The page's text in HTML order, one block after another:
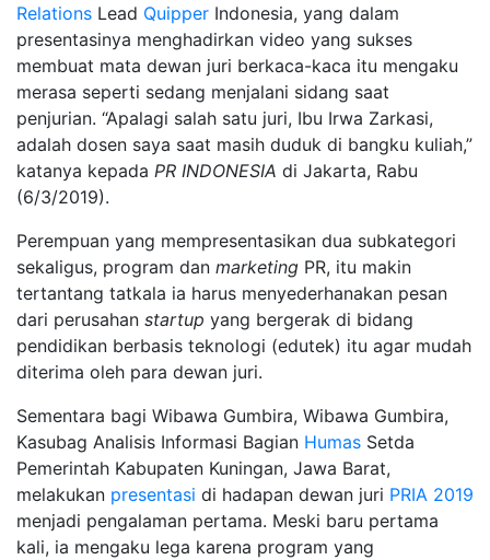
Relations Lead Quipper Indonesia, yang dalam
presentasinya menghadirkan video yang sukses
membuat mata dewan juri berkaca-kaca itu mengaku
merasa seperti sedang menjalani sidang saat
penjurian. “Apalagi salah satu juri, Ibu Irwa Zarkasi,
adalah dosen saya saat masih duduk di bangku kuliah,”
katanya kepada PR INDONESIA di Jakarta, Rabu
(6/3/2019).
Perempuan yang mempresentasikan dua subkategori
sekaligus, program dan marketing PR, itu makin
tertantang tatkala ia harus menyederhanakan pesan
dari perusahan startup yang bergerak di bidang
pendidikan berbasis teknologi (edutek) itu agar mudah
diterima oleh para dewan juri.
Sementara bagi Wibawa Gumbira, Wibawa Gumbira,
Kasubag Analisis Informasi Bagian Humas Setda
Pemerintah Kabupaten Kuningan, Jawa Barat,
melakukan presentasi di hadapan dewan juri PRIA 2019
menjadi pengalaman pertama. Meski baru pertama
kali, ia mengaku lega karena program yang